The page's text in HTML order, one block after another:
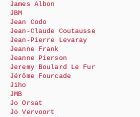
James Albon
JBM
Jean Codo
Jean-Claude Coutausse
Jean-Pierre Levaray
Jeanne Frank
Jeanne Pierson
Jeremy Boulard Le Fur
Jérôme Fourcade
Jiho
JMB
Jo Orsat
Jo Vervoort